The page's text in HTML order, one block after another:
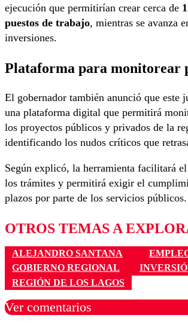
ejecución que permitirían crear cerca de
puestos de trabajo, mientras se avanza
inversiones.
Plataforma para monitorear
El gobernador también anunció que este
una plataforma digital que permitirá
los proyectos públicos y privados de la
identificando los nudos críticos que
Según explicó, la herramienta facilitará
los trámites y permitirá exigir el
plazos por parte de los servicios públicos.
OTROS TEMAS A
ALEJANDRO SANTANA
GOBIERNO REGIONAL
REGIÓN DE LOS LAGOS
Ver comentarios